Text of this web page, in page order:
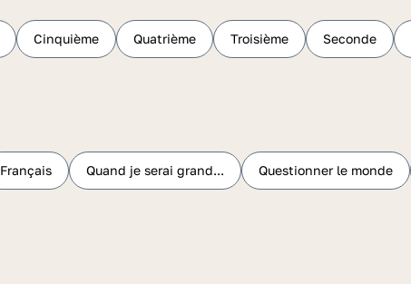
Cinquième Quatrième Troisième Seconde
Français Quand je serai grand... Questionner le monde